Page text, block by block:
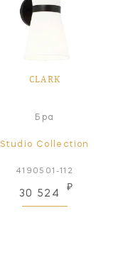
CLARK
Бра
Studio Collection
4190501-112
30 524
₽